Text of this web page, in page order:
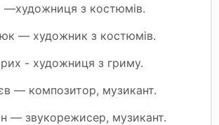
—художниця з костюмів.
— художник з костюмів.
- художниця з гриму.
— композитор, музикант.
— звукорежисер, музикант.